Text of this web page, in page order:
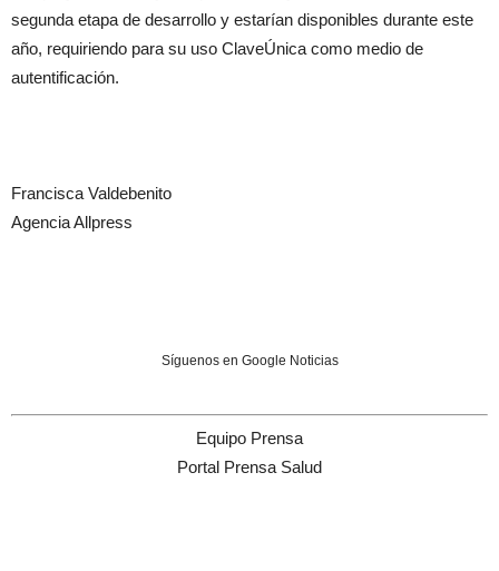
segunda etapa de desarrollo y estarían disponibles durante este
año, requiriendo para su uso ClaveÚnica como medio de
autentificación.
Francisca Valdebenito
Agencia Allpress
Síguenos en Google Noticias
Equipo Prensa
Portal Prensa Salud